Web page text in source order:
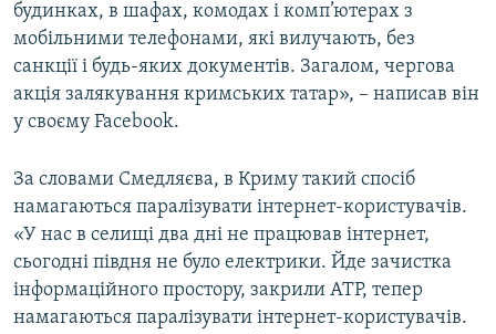
Усі сайти RFE/RL
будинках, в шафах, комодах і комп’ютерах з
мобільними телефонами, які вилучають, без
санкції і будь-яких документів. Загалом, чергова
акція залякування кримських татар», – написав він
у своєму Facebook.
За словами Смедляєва, в Криму такий спосіб
намагаються паралізувати інтернет-користувачів.
«У нас в селищі два дні не працював інтернет,
сьогодні півдня не було електрики. Йде зачистка
інформаційного простору, закрили АТР, тепер
намагаються паралізувати інтернет-користувачів.